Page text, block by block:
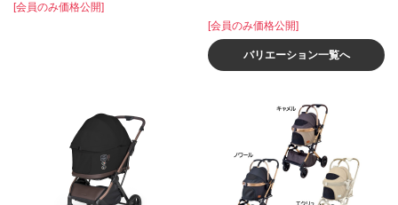
[会員のみ価格公開]
[会員のみ価格公開]
バリエーション一覧へ